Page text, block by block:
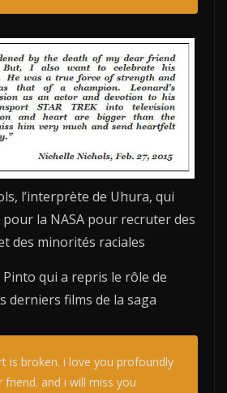
l’interprète de Uhura, qui
la NASA pour recruter des
des minorités raciales
qui a repris le rôle de
derniers films de la saga
is broken. i love you profoundly
friend. and i will miss you